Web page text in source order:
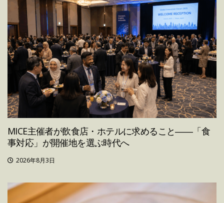
MICE主催者が飲食店・ホテルに求めること――「食
事対応」が開催地を選ぶ時代へ
2026年8月3日